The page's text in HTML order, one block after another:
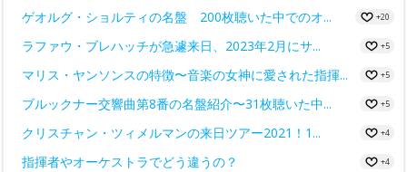
ゲオルグ・ショルティの名盤 200枚聴いた中でのオ... +20
ラファウ・ブレハッチが急遽来日、2023年2月にサ... +5
マリス・ヤンソンスの特徴〜音楽の女神に愛された指揮... +5
ブルックナー交響曲第8番の名盤紹介〜31枚聴いた中... +5
クリスチャン・ツィメルマンの来日ツアー2021！1... +4
指揮者やオーケストラでどう違うの？ +4